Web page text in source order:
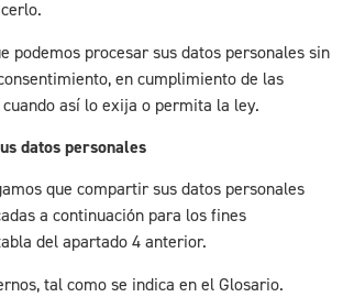
podemos procesar sus datos personales sin
en cumplimiento de las
así lo exija o permita la ley.
datos personales
que compartir sus datos personales
a continuación para los fines
del apartado 4 anterior.
tal como se indica en el Glosario.